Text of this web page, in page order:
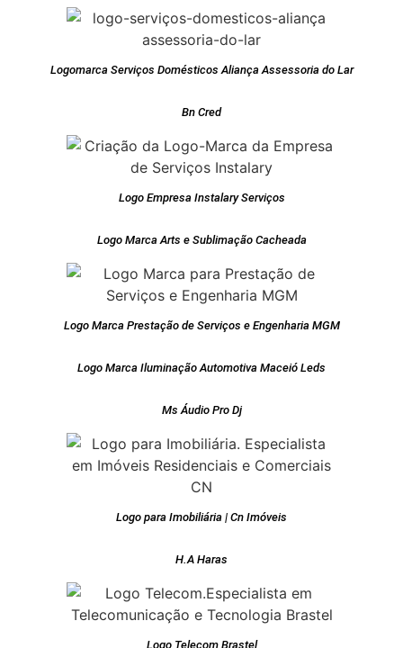
Logomarca Serviços Domésticos Aliança Assessoria do Lar
Bn Cred
Logo Empresa Instalary Serviços
Logo Marca Arts e Sublimação Cacheada
Logo Marca Prestação de Serviços e Engenharia MGM
Logo Marca Iluminação Automotiva Maceió Leds
Ms Áudio Pro Dj
Logo para Imobiliária | Cn Imóveis
H.A Haras
Logo Telecom Brastel